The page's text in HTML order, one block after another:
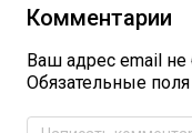
Комментарии
Ваш адрес email не
Обязательные